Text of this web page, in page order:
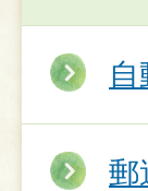
郵